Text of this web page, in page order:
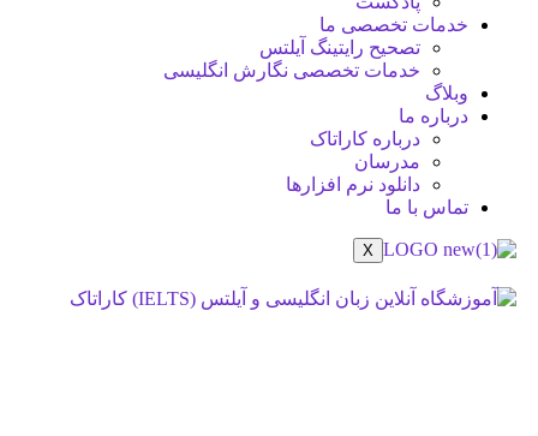
خدمات تخصصی ما
تصحیح رایتینگ آیلتس
خدمات تخصصی نگارش انگلیسی
وبلاگ
درباره ما
درباره کاراتاک
مدرسان
دانلود نرم افزارها
تماس با ما
X